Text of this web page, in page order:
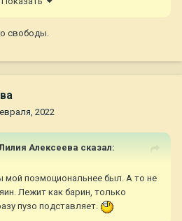
свободы.
2022
Алексеева сказал:
мой поэмоциональнее был. А то не
Лежит как барин, только
пузо подставляет.